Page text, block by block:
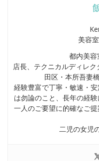
美容
都内美容
店長、テクニカルディレ
田区・本所吾妻
経験豊富で丁寧・敏速・
は勿論のこと、長年の経
一人のご要望に的確なご
二児の女児